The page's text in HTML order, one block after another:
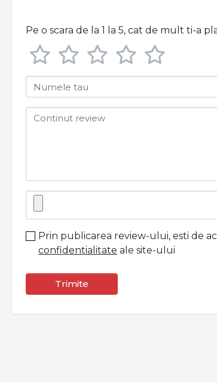
Pe o scara de la 1 la 5, cat de mult ti-a
Numele tau
Continut review
Prin publicarea review-ului, esti de
confidentialitate ale site-ului
Trimite